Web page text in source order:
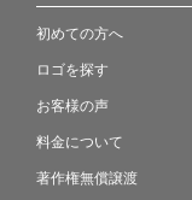
初めての方へ
ロゴを探す
お客様の声
料金について
著作権無償譲渡